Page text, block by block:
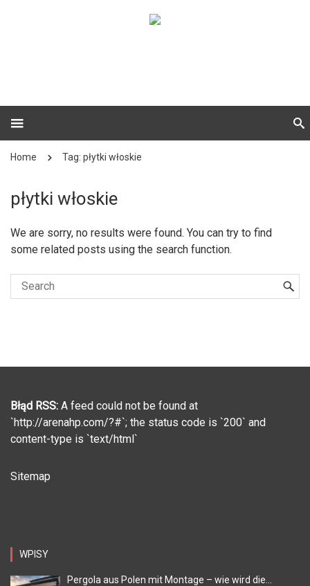
Home Tag: płytki włoskie
płytki włoskie
We are sorry, no results were found. You can try to find
some related posts using the search function.
Błąd RSS: A feed could not be found at
`http://arenahp.com/?#`; the status code is `200` and
content-type is `text/html`
Sitemap
WPISY
Pergola aus Polen mit Montage – wie wird die...